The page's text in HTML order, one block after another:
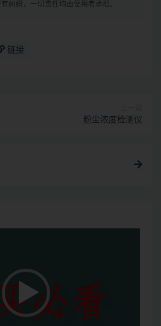
纠纷，一切责任均由使用者承担。
链接
粉尘浓度检测仪